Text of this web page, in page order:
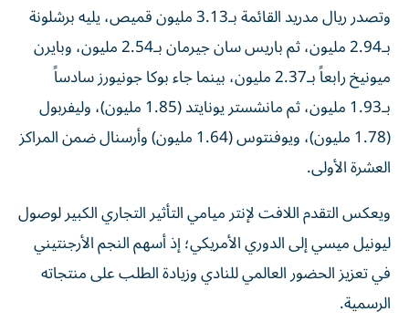
وتصدر ريال مدريد القائمة بـ3.13 مليون قميص، يليه برشلونة
بـ2.94 مليون، ثم باريس سان جيرمان بـ2.54 مليون، وبايرن
ميونيخ رابعاً بـ2.37 مليون، بينما جاء بوكا جونيورز سادساً
بـ1.93 مليون، ثم مانشستر يونايتد (1.85 مليون)، وليفربول
(1.78 مليون)، ويوفنتوس (1.64 مليون) وأرسنال ضمن المراكز
العشرة الأولى.
ويعكس التقدم اللافت لإنتر ميامي التأثير التجاري الكبير لوصول
ليونيل ميسي إلى الدوري الأمريكي؛ إذ أسهم النجم الأرجنتيني
في تعزيز الحضور العالمي للنادي وزيادة الطلب على منتجاته
الرسمية.